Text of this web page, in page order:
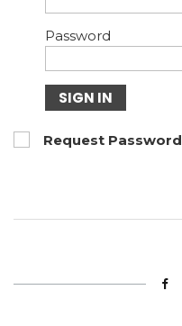
Password
SIGN IN
Request Password